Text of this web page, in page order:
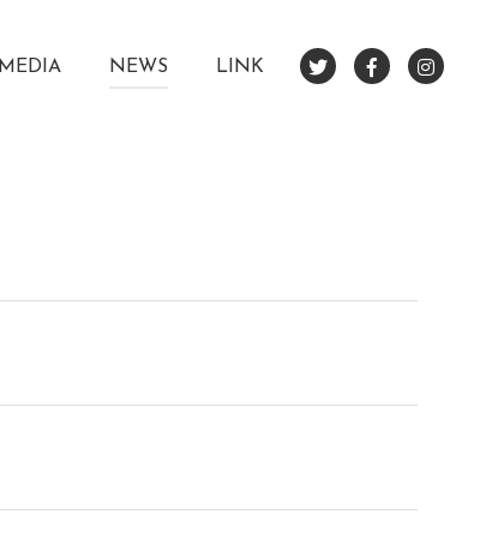
MEDIA NEWS LINK